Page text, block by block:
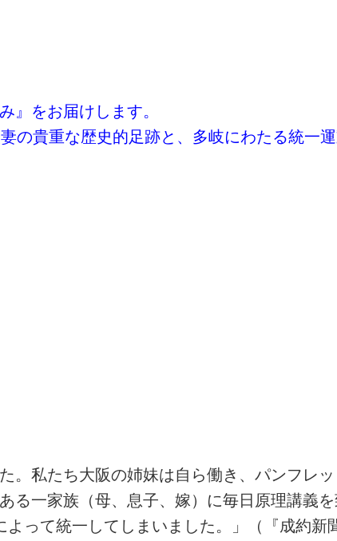
』をお届けします。
貴重な歴史的足跡と、多岐にわたる統一
私たち大阪の姉妹は自ら働き、パンフレ
一家族（母、息子、嫁）に毎日原理講義
って統一してしまいました。」（『成約新